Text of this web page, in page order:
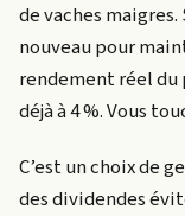
de vaches
nouveau pour
rendement réel
déjà à 4 %. Vous
C’est un choix de
des dividendes